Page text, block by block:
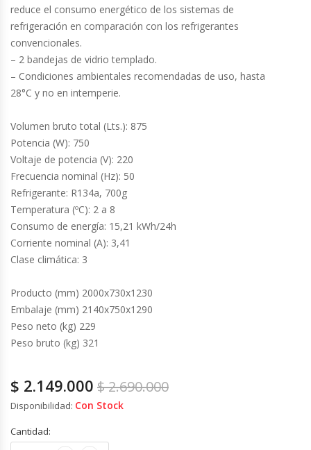
Cortadoras De Huesos
Cutters
Dispensadores De Salsas
Embutidoras
Estanterías Y Repisas
Exhibidoras De Productos Calientes
Expendedoras De Jugo
Exprimidor De Naranjas
Exprimidoras De Cítricos
Extractoras De Jugos
Formadora De Pizza
Freidoras Industriales
reduce el consumo energético de los sistemas de
refrigeración en comparación con los refrigerantes
convencionales.
– 2 bandejas de vidrio templado.
– Condiciones ambientales recomendadas de uso, hasta
28°C y no en intemperie.
Volumen bruto total (Lts.): 875
Potencia (W): 750
Voltaje de potencia (V): 220
Frecuencia nominal (Hz): 50
Refrigerante: R134a, 700g
Temperatura (ºC): 2 a 8
Consumo de energía: 15,21 kWh/24h
Corriente nominal (A): 3,41
Clase climática: 3
Producto (mm) 2000x730x1230
Embalaje (mm) 2140x750x1290
Peso neto (kg) 229
Peso bruto (kg) 321
$2.690.000
$ 2.149.000
Disponibilidad: Con Stock
Cantidad: